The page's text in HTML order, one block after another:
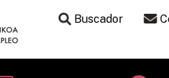
Buscador